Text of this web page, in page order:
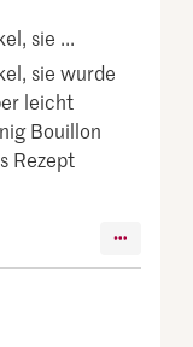
sie ...
sie wurde
leicht
Bouillon
Rezept